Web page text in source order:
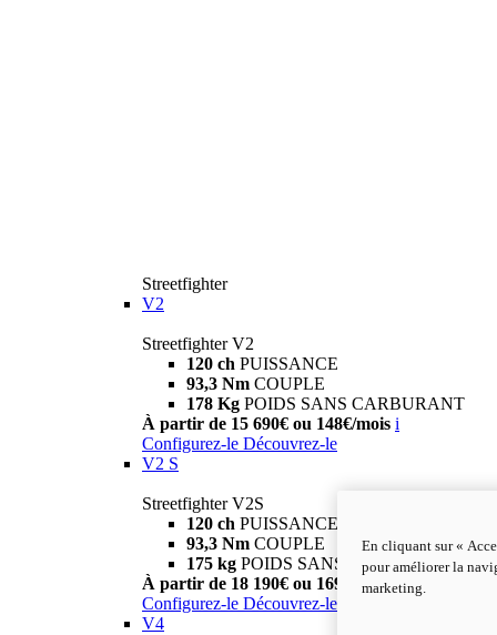
Streetfighter
V2
Streetfighter V2
120 ch PUISSANCE
93,3 Nm COUPLE
178 Kg POIDS SANS CARBURANT
À partir de 15 690€ ou 148€/mois i
Configurez-le Découvrez-le
V2 S
Streetfighter V2S
120 ch PUISSANCE
93,3 Nm COUPLE
175 kg POIDS SANS CARBURANT
À partir de 18 190€ ou 169€/mois i
Configurez-le Découvrez-le
V4
En cliquant sur «
pour améliorer la
marketing.